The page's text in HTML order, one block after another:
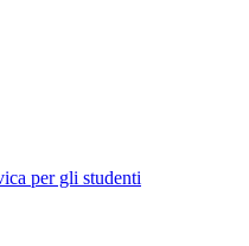
per gli studenti